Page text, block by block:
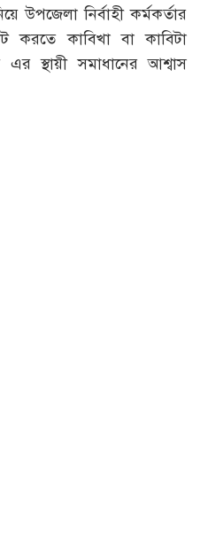
উপজেলা নির্বাহী কর্মকর্তার
করতে কাবিখা বা কাবিটা
এর স্থায়ী সমাধানের আশ্বাস